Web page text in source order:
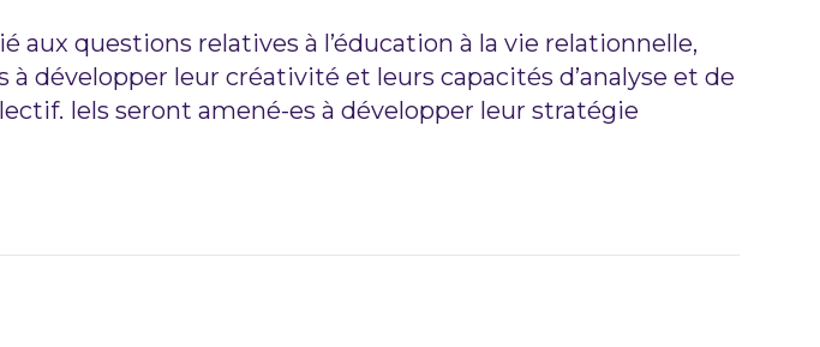
questions relatives à l’éducation à la vie relationnelle,
développer leur créativité et leurs capacités d’analyse et de
Iels seront amené-es à développer leur stratégie